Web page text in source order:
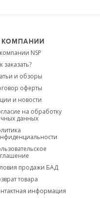
NSP
заказать?
и обзоры
оферты
и новости
на обработку
данных
продажи БАД
товара
информация